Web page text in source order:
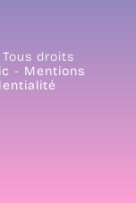
droits
- Mentions